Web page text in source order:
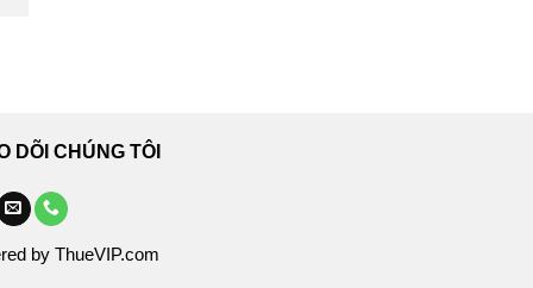
DÕI CHÚNG TÔI
by ThueVIP.com